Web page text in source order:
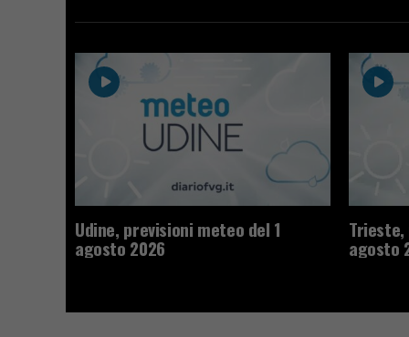
Udine, previsioni meteo del 1
agosto 2026 agosto